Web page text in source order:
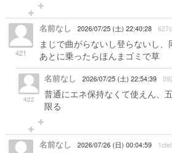
421
名前なし 2026/07/25 (土) 22:40:28
まじで曲がらないし登らないし
あとに乗ったらほんまゴミで草
422
名前なし 2026/07/25 (土) 22:54:39
普通にエネ保持なくて使えん、
限る
名前なし 2026/07/26 (日) 00:04:59